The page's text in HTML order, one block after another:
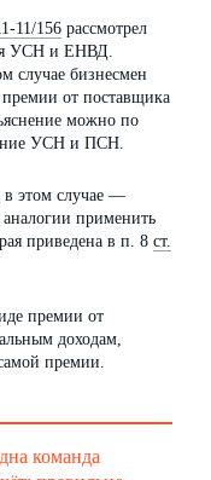
11/156 рассмотрел
УСН и ЕНВД.
случае бизнесмен
премии от поставщика
можно по
УСН и ПСН.
в этом случае —
применить
приведена в п. 8 ст.
премии от
доходам,
премии.
команда